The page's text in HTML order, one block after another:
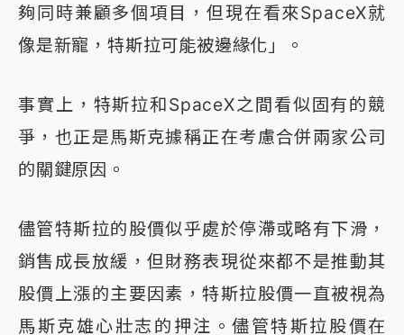
夠同時兼顧多個項目，但現在看來SpaceX就
像是新寵，特斯拉可能被邊緣化」。
事實上，特斯拉和SpaceX之間看似固有的競
爭，也正是馬斯克據稱正在考慮合併兩家公司
的關鍵原因。
儘管特斯拉的股價似乎處於停滯或略有下滑，
銷售成長放緩，但財務表現從來都不是推動其
股價上漲的主要因素，特斯拉股價一直被視為
馬斯克雄心壯志的押注。儘管特斯拉股價在